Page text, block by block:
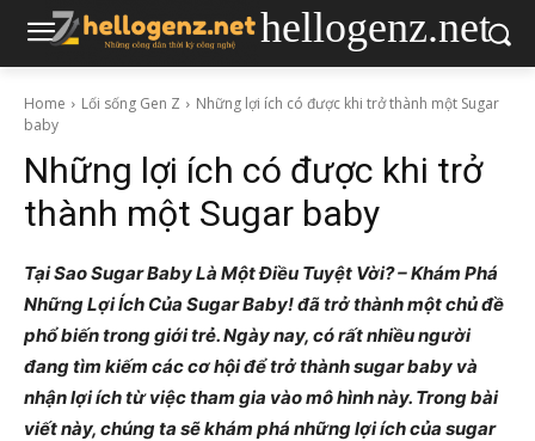
hellogenz.net
Home Lối sống Gen Z
Những lợi ích có được khi trở thành một Sugar
baby
Những lợi ích có được khi trở
thành một Sugar baby
Tại Sao Sugar Baby Là Một Điều Tuyệt Vời? – Khám Phá
Những Lợi Ích Của Sugar Baby! đã trở thành một chủ đề
phổ biến trong giới trẻ. Ngày nay, có rất nhiều người
đang tìm kiếm các cơ hội để trở thành sugar baby và
nhận lợi ích từ việc tham gia vào mô hình này. Trong bài
viết này, chúng ta sẽ khám phá những lợi ích của sugar